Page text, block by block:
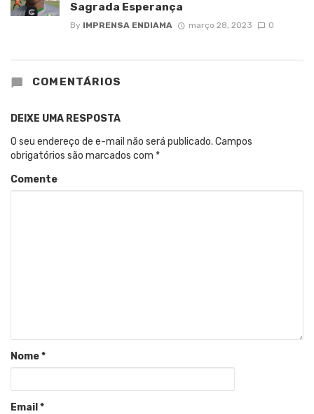
Sagrada Esperança
By IMPRENSA ENDIAMA março 28, 2023 0
COMENTÁRIOS
DEIXE UMA RESPOSTA
O seu endereço de e-mail não será publicado. Campos
obrigatórios são marcados com *
Comente
Nome*
Email *